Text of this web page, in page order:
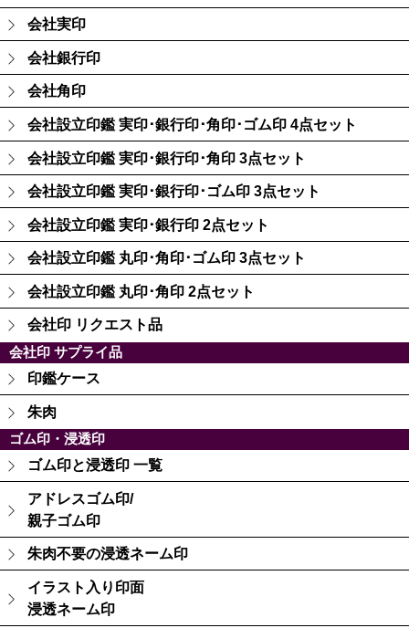
会社実印
会社銀行印
会社角印
会社設立印鑑 実印･銀行印･角印･ゴム印 4点セット
会社設立印鑑 実印･銀行印･角印 3点セット
会社設立印鑑 実印･銀行印･ゴム印 3点セット
会社設立印鑑 実印･銀行印 2点セット
会社設立印鑑 丸印･角印･ゴム印 3点セット
会社設立印鑑 丸印･角印 2点セット
会社印 リクエスト品
会社印 サプライ品
印鑑ケース
朱肉
ゴム印・浸透印
ゴム印と浸透印 一覧
アドレスゴム印/
親子ゴム印
朱肉不要の浸透ネーム印
イラスト入り印面
浸透ネーム印